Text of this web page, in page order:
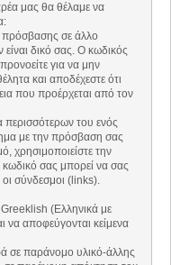
μας θα θέλαμε να
σε άλλο
δικό σας. Ο κωδικός
για να μην
και αποδέχεστε ότι
που προέρχεται από τον
περισσότερων του ενός
με την πρόσβαση σας
χρησιμοποιείστε την
κωδικό σας μπορεί να σας
οι σύνδεσμοι (links).
(Ελληνικά με
να αποφεύγονται κείμενα
σε παράνομο υλικό-άλλης